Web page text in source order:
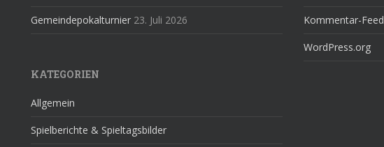
Gemeindepokalturnier 23. Juli 2026
KATEGORIEN
Allgemein
Spielberichte & Spieltagsbilder
Kommentar-Feed
WordPress.org